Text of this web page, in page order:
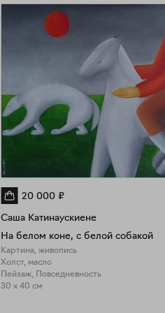
20 000 ₽
Саша Катинаускиене
На белом коне, с белой собакой
Картина, живопись
Холст, масло
Пейзаж, Повседневность
30 x 40 см